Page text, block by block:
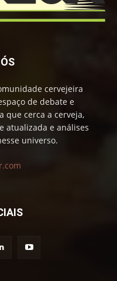
cervejeira
de debate e
que cerca a cerveja,
atualizada e análises
universo.